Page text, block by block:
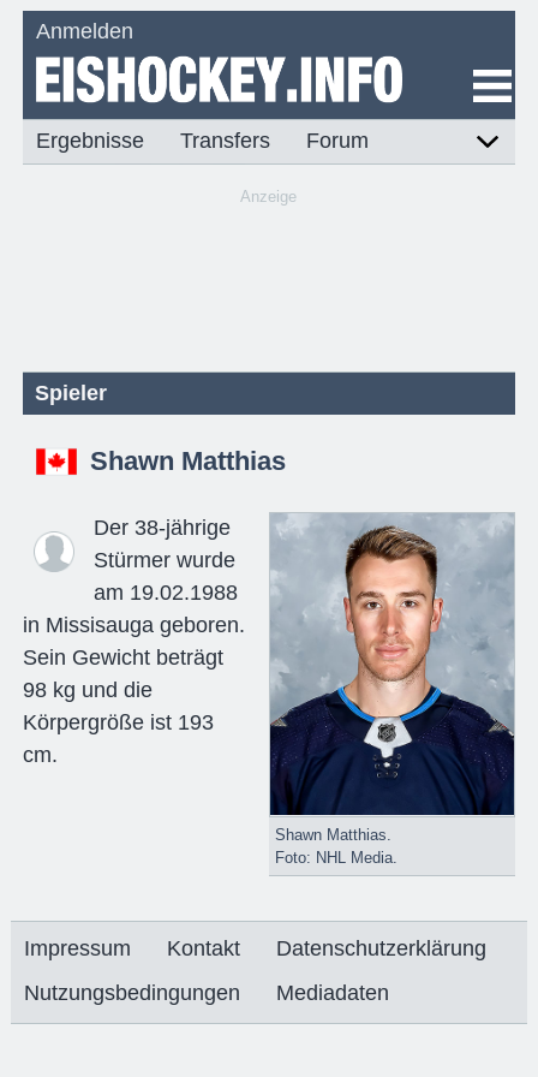
Anmelden
Ergebnisse Transfers Forum
Anzeige
Spieler
Shawn Matthias
Shawn Matthias.
Foto: NHL Media.
Der 38-jährige
Stürmer wurde
am 19.02.1988
in Missisauga geboren.
Sein Gewicht beträgt
98 kg und die
Körpergröße ist 193
cm.
Impressum Kontakt
Datenschutzerklärung
Nutzungsbedingungen
Mediadaten